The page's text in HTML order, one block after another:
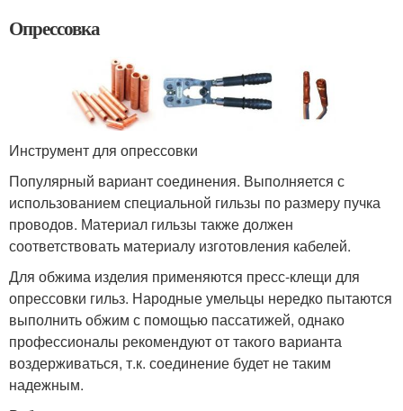
Опрессовка
Инструмент для опрессовки
Популярный вариант соединения. Выполняется с
использованием специальной гильзы по размеру пучка
проводов. Материал гильзы также должен
соответствовать материалу изготовления кабелей.
Для обжима изделия применяются пресс-клещи для
опрессовки гильз. Народные умельцы нередко пытаются
выполнить обжим с помощью пассатижей, однако
профессионалы рекомендуют от такого варианта
воздерживаться, т.к. соединение будет не таким
надежным.